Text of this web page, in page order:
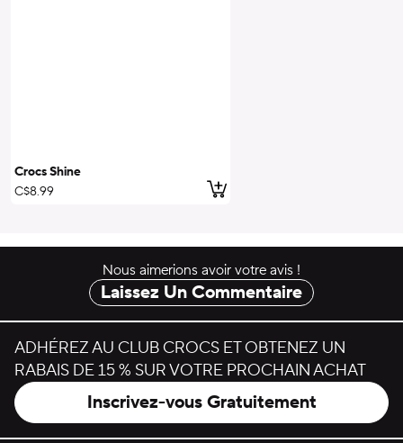
Crocs Shine
C$8.99
ajouter au panier
Nous aimerions avoir votre avis !
Laissez Un Commentaire
ADHÉREZ AU CLUB CROCS ET OBTENEZ UN
RABAIS DE 15 % SUR VOTRE PROCHAIN ACHAT
Inscrivez-vous Gratuitement